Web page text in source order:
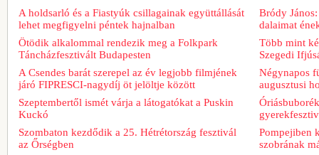
A holdsarló és a Fiastyúk csillagainak együttállását
lehet megfigyelni péntek hajnalban
Ötödik alkalommal rendezik meg a Folkpark
Táncházfesztivált Budapesten
A Csendes barát szerepel az év legjobb filmjének
járó FIPRESCI-nagydíj öt jelöltje között
Szeptembertől ismét várja a látogatókat a Puskin
Kuckó
Szombaton kezdődik a 25. Hétrétország fesztivál
az Őrségben
Bródy
dalaimat
Több mint
Szegedi
Négynapos
augusztusi
Pompejiben
szobrának